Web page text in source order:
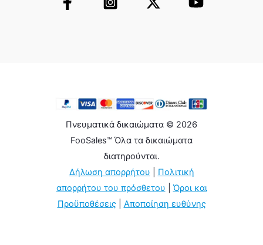
Πνευματικά δικαιώματα © 2026
FooSales™ Όλα τα δικαιώματα
διατηρούνται.
Δήλωση απορρήτου
Πολιτική
απορρήτου του πρόσθετου
Όροι και
Προϋποθέσεις
Αποποίηση ευθύνης